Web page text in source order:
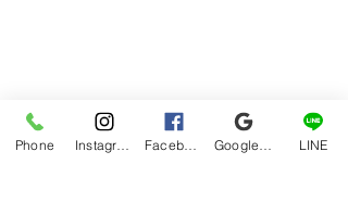
Phone LINE